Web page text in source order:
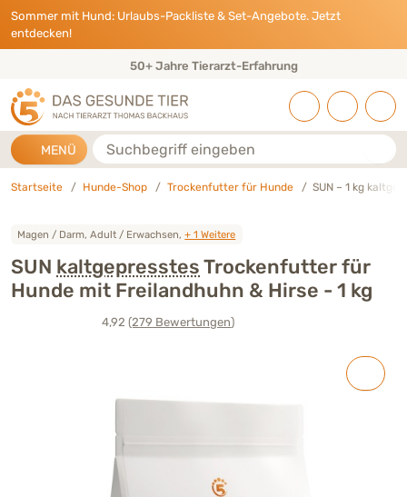
Direkt zu:
INHALT
HAUPTMENÜ
FOOTER
Sommer mit Hund: Urlaubs-Packliste & Set-Angebote. Jetzt
entdecken!
Eigene Tierarztpraxis & Expertenteam
MENÜ Suche
Startseite Hunde-Shop Trockenfutter für Hunde SUN – 1 kg
Magen / Darm, Adult / Erwachsen,+ 1 Weitere
SUN kaltgepresstes Trockenfutter für
Hunde mit Freilandhuhn & Hirse - 1 kg
4,92(279 Bewertungen)